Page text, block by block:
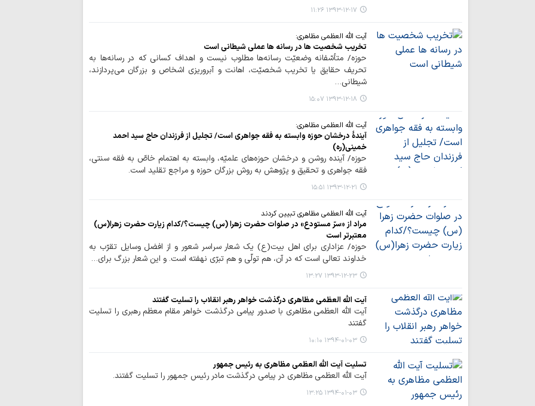
۱۳۹۳-۱۲-۱۷ ۱۱:۲۶
آیت الله العظمی مظاهری:
تخریب شخصیت ها در رسانه ها عملی شیطانی است
حوزه/ متأسّفانه وضعیّت رسانه‌ها مطلوب نیست و اهداف کسانی که در رسانه‌ها به
تحریف حقایق یا تخریب شخصیّت، اهانت و آبروریزی اشخاص و بزرگان می‌پردازند،
شیطانی…
۱۳۹۳-۱۲-۱۸ ۱۵:۰۷
آیت الله العظمی مظاهری:
آیندۀ درخشان حوزه‌ وابسته به فقه جواهری است/ تجلیل از فرزندان حاج سید احمد
خمینی(ره)
حوزه/ آینده روشن و درخشان حوزه‌های علمیّه، وابسته به اهتمام خاصّ به فقه سنتی،
فقه جواهری و تحقیق و پژوهش به روش بزرگان حوزه و مراجع تقلید است.
۱۳۹۳-۱۲-۲۱ ۱۵:۵۱
آیت الله العظمی مظاهری تبیین کردند
مراد از «سرّ مستودع» در صلوات حضرت زهرا (س) چیست؟/کدام زیارت حضرت زهرا(س)
معتبرتر است
حوزه/ عزاداري براي اهل بيت(ع) يك شعار سراسر شعور و از افضل وسايل تقرّب به
خداوند تعالي است كه در آن، هم تولّي و هم تبرّي نهفته است. و اين شعار بزرگ براي…
۱۳۹۳-۱۲-۲۳ ۱۳:۲۷
آیت الله العظمی مظاهری درگذشت خواهر رهبر انقلاب را تسلیت گفتند
آیت الله العظمی مظاهری با صدور پیامی درگذشت خواهر مقام معظم رهبری را تسلیت
گفتند
۱۳۹۴-۰۱-۰۳ ۱۰:۱۰
تسلیت آیت الله العظمی مظاهری به رئیس جمهور
آیت الله العظمی مظاهری در پیامی درگذشت مادر رئیس جمهور را تسلیت گفتند.
۱۳۹۴-۰۱-۰۳ ۱۳:۲۵